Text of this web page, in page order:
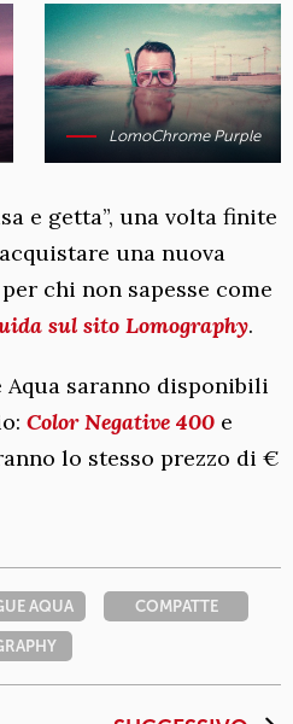
LomoChrome Purple
e getta”, una volta finite
una nuova
chi non sapesse come
sul sito Lomography.
saranno disponibili
Color Negative 400 e
lo stesso prezzo di €
AQUA COMPATTE